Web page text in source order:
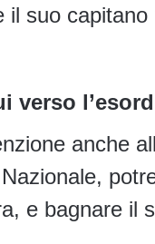
suo
verso
anche
e bagnare il